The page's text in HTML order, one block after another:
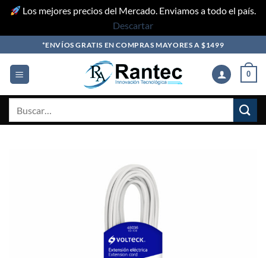
Los mejores precios del Mercado. Enviamos a todo el país.
Descartar
to
content
*ENVÍOS GRATIS EN COMPRAS MAYORES A $1499
0